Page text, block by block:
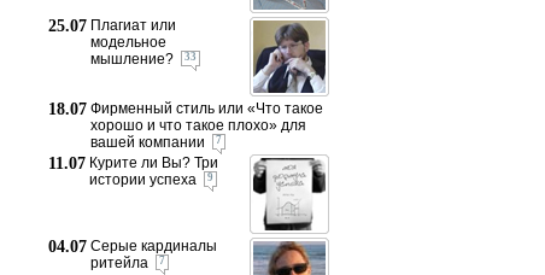
25.07 Плагиат или
модельное
мышление?
33
18.07 Фирменный стиль или «Что такое
хорошо и что такое плохо» для
вашей компании
7
11.07 Курите ли Вы? Три
истории успеха
9
04.07 Серые кардиналы
ритейла
7